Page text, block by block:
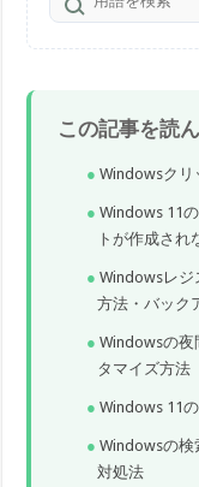
この記事を読
Windowsクリ
Windows 11
トが作成され
Windowsレジ
方法・バック
Windowsの夜
タマイズ方法
Windows 11
Windowsの検
対処法